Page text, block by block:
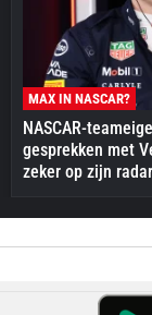
MAX IN NASCAR?
NASCAR-
gesprekken met
zeker op zijn